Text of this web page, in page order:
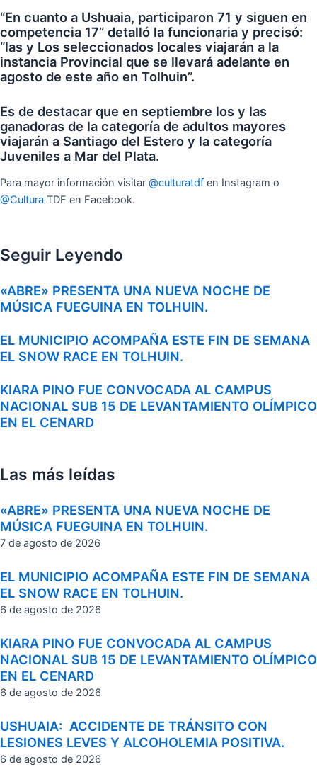
“En cuanto a Ushuaia, participaron 71 y siguen en
competencia 17” detalló la funcionaria y precisó:
“las y Los seleccionados locales viajarán a la
instancia Provincial que se llevará adelante en
agosto de este año en Tolhuin”.
Es de destacar que en septiembre los y las
ganadoras de la categoría de adultos mayores
viajarán a Santiago del Estero y la categoría
Juveniles a Mar del Plata.
Para mayor información visitar @culturatdf en Instagram o
@Cultura TDF en Facebook.
Seguir Leyendo
«ABRE» PRESENTA UNA NUEVA NOCHE DE
MÚSICA FUEGUINA EN TOLHUIN.
EL MUNICIPIO ACOMPAÑA ESTE FIN DE SEMANA
EL SNOW RACE EN TOLHUIN.
KIARA PINO FUE CONVOCADA AL CAMPUS
NACIONAL SUB 15 DE LEVANTAMIENTO OLÍMPICO
EN EL CENARD
Las más leídas
«ABRE» PRESENTA UNA NUEVA NOCHE DE
MÚSICA FUEGUINA EN TOLHUIN.
7 de agosto de 2026
EL MUNICIPIO ACOMPAÑA ESTE FIN DE SEMANA
EL SNOW RACE EN TOLHUIN.
6 de agosto de 2026
KIARA PINO FUE CONVOCADA AL CAMPUS
NACIONAL SUB 15 DE LEVANTAMIENTO OLÍMPICO
EN EL CENARD
6 de agosto de 2026
USHUAIA: ACCIDENTE DE TRÁNSITO CON
LESIONES LEVES Y ALCOHOLEMIA POSITIVA.
6 de agosto de 2026